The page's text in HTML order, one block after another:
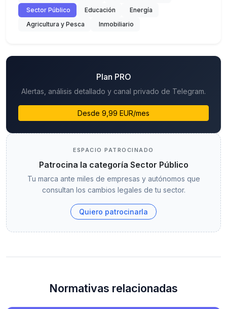
Sector Público
Educación
Energía
Agricultura y Pesca
Inmobiliario
Plan PRO
Alertas, análisis detallado y canal privado de Telegram.
Desde 9,99 EUR/mes
ESPACIO PATROCINADO
Patrocina la categoría Sector Público
Tu marca ante miles de empresas y autónomos que
consultan los cambios legales de tu sector.
Quiero patrocinarla
Normativas relacionadas